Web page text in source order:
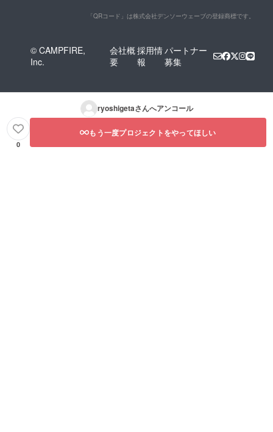
「QRコード」は株式会社デンソーウェーブの登録商標です。
© CAMPFIRE,
Inc.
会社概
要
採用情
報
パートナー
募集
ryoshigetaさんへアンコール
0
もう一度プロジェクトをやってほしい